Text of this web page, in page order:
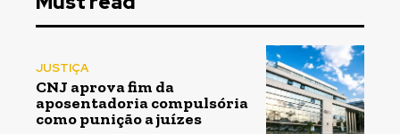
JUSTIÇA
CNJ aprova fim da
aposentadoria compulsória
como punição a juízes